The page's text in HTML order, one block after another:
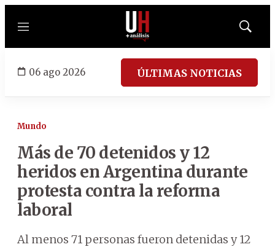
Menú
Mostrar
06 ago 2026 ÚLTIMAS NOTICIAS
Mundo
Más de 70 detenidos y 12
heridos en Argentina durante
protesta contra la reforma
laboral
Al menos 71 personas fueron detenidas y 12